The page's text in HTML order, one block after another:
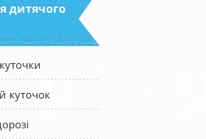
дитячого
куточок